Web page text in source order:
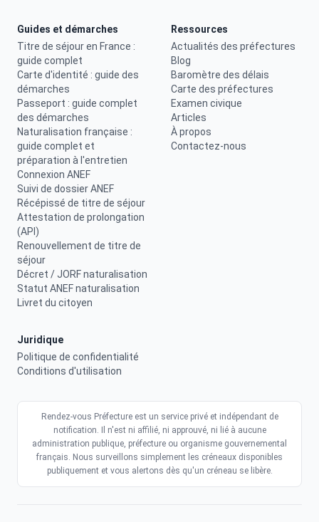
Guides et démarches
Titre de séjour en France :
guide complet
Carte d'identité : guide des
démarches
Passeport : guide complet
des démarches
Naturalisation française :
guide complet et
préparation à l'entretien
Connexion ANEF
Suivi de dossier ANEF
Récépissé de titre de séjour
Attestation de prolongation
(API)
Renouvellement de titre de
séjour
Décret / JORF naturalisation
Statut ANEF naturalisation
Livret du citoyen
Ressources
Actualités des préfectures
Blog
Baromètre des délais
Carte des préfectures
Examen civique
Articles
À propos
Contactez-nous
Juridique
Politique de confidentialité
Conditions d'utilisation
Rendez-vous Préfecture est un service privé et indépendant de
notification. Il n'est ni affilié, ni approuvé, ni lié à aucune
administration publique, préfecture ou organisme gouvernemental
français. Nous surveillons simplement les créneaux disponibles
publiquement et vous alertons dès qu'un créneau se libère.